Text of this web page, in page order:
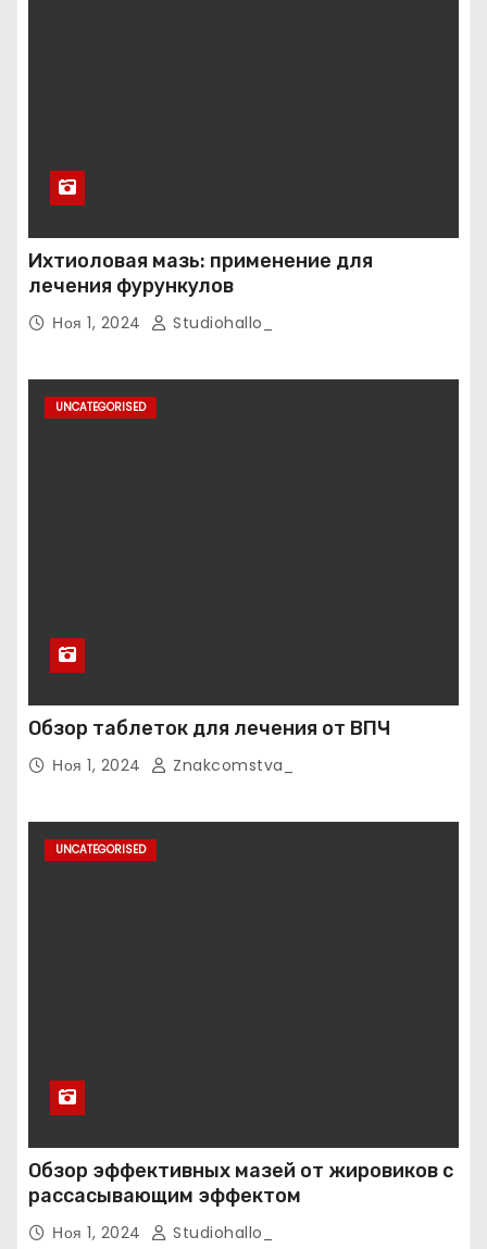
Ихтиоловая мазь: применение для
лечения фурункулов
Ноя 1, 2024 Studiohallo_
UNCATEGORISED
Обзор таблеток для лечения от ВПЧ
Ноя 1, 2024 Znakcomstva_
UNCATEGORISED
Обзор эффективных мазей от жировиков с
рассасывающим эффектом
Ноя 1, 2024 Studiohallo_